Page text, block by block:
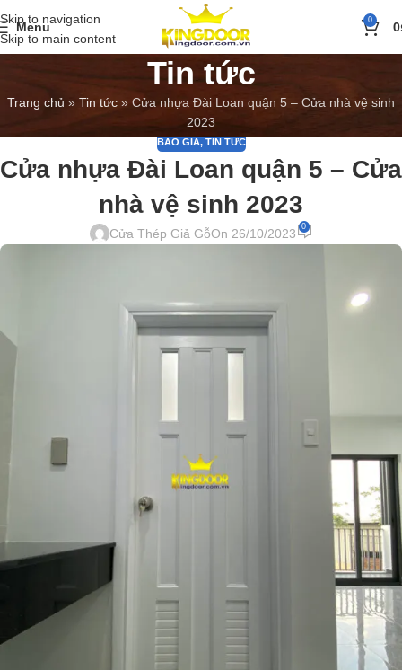
Skip to navigation
Skip to main content
Menu 0 0
Tin tức
Trang chủ » Tin tức » Cửa nhựa Đài Loan quận 5 – Cửa nhà vệ sinh
2023
BÁO GIÁ, TIN TỨC
Cửa nhựa Đài Loan quận 5 – Cửa
nhà vệ sinh 2023
Cửa Thép Giả GỗOn 26/10/2023 0